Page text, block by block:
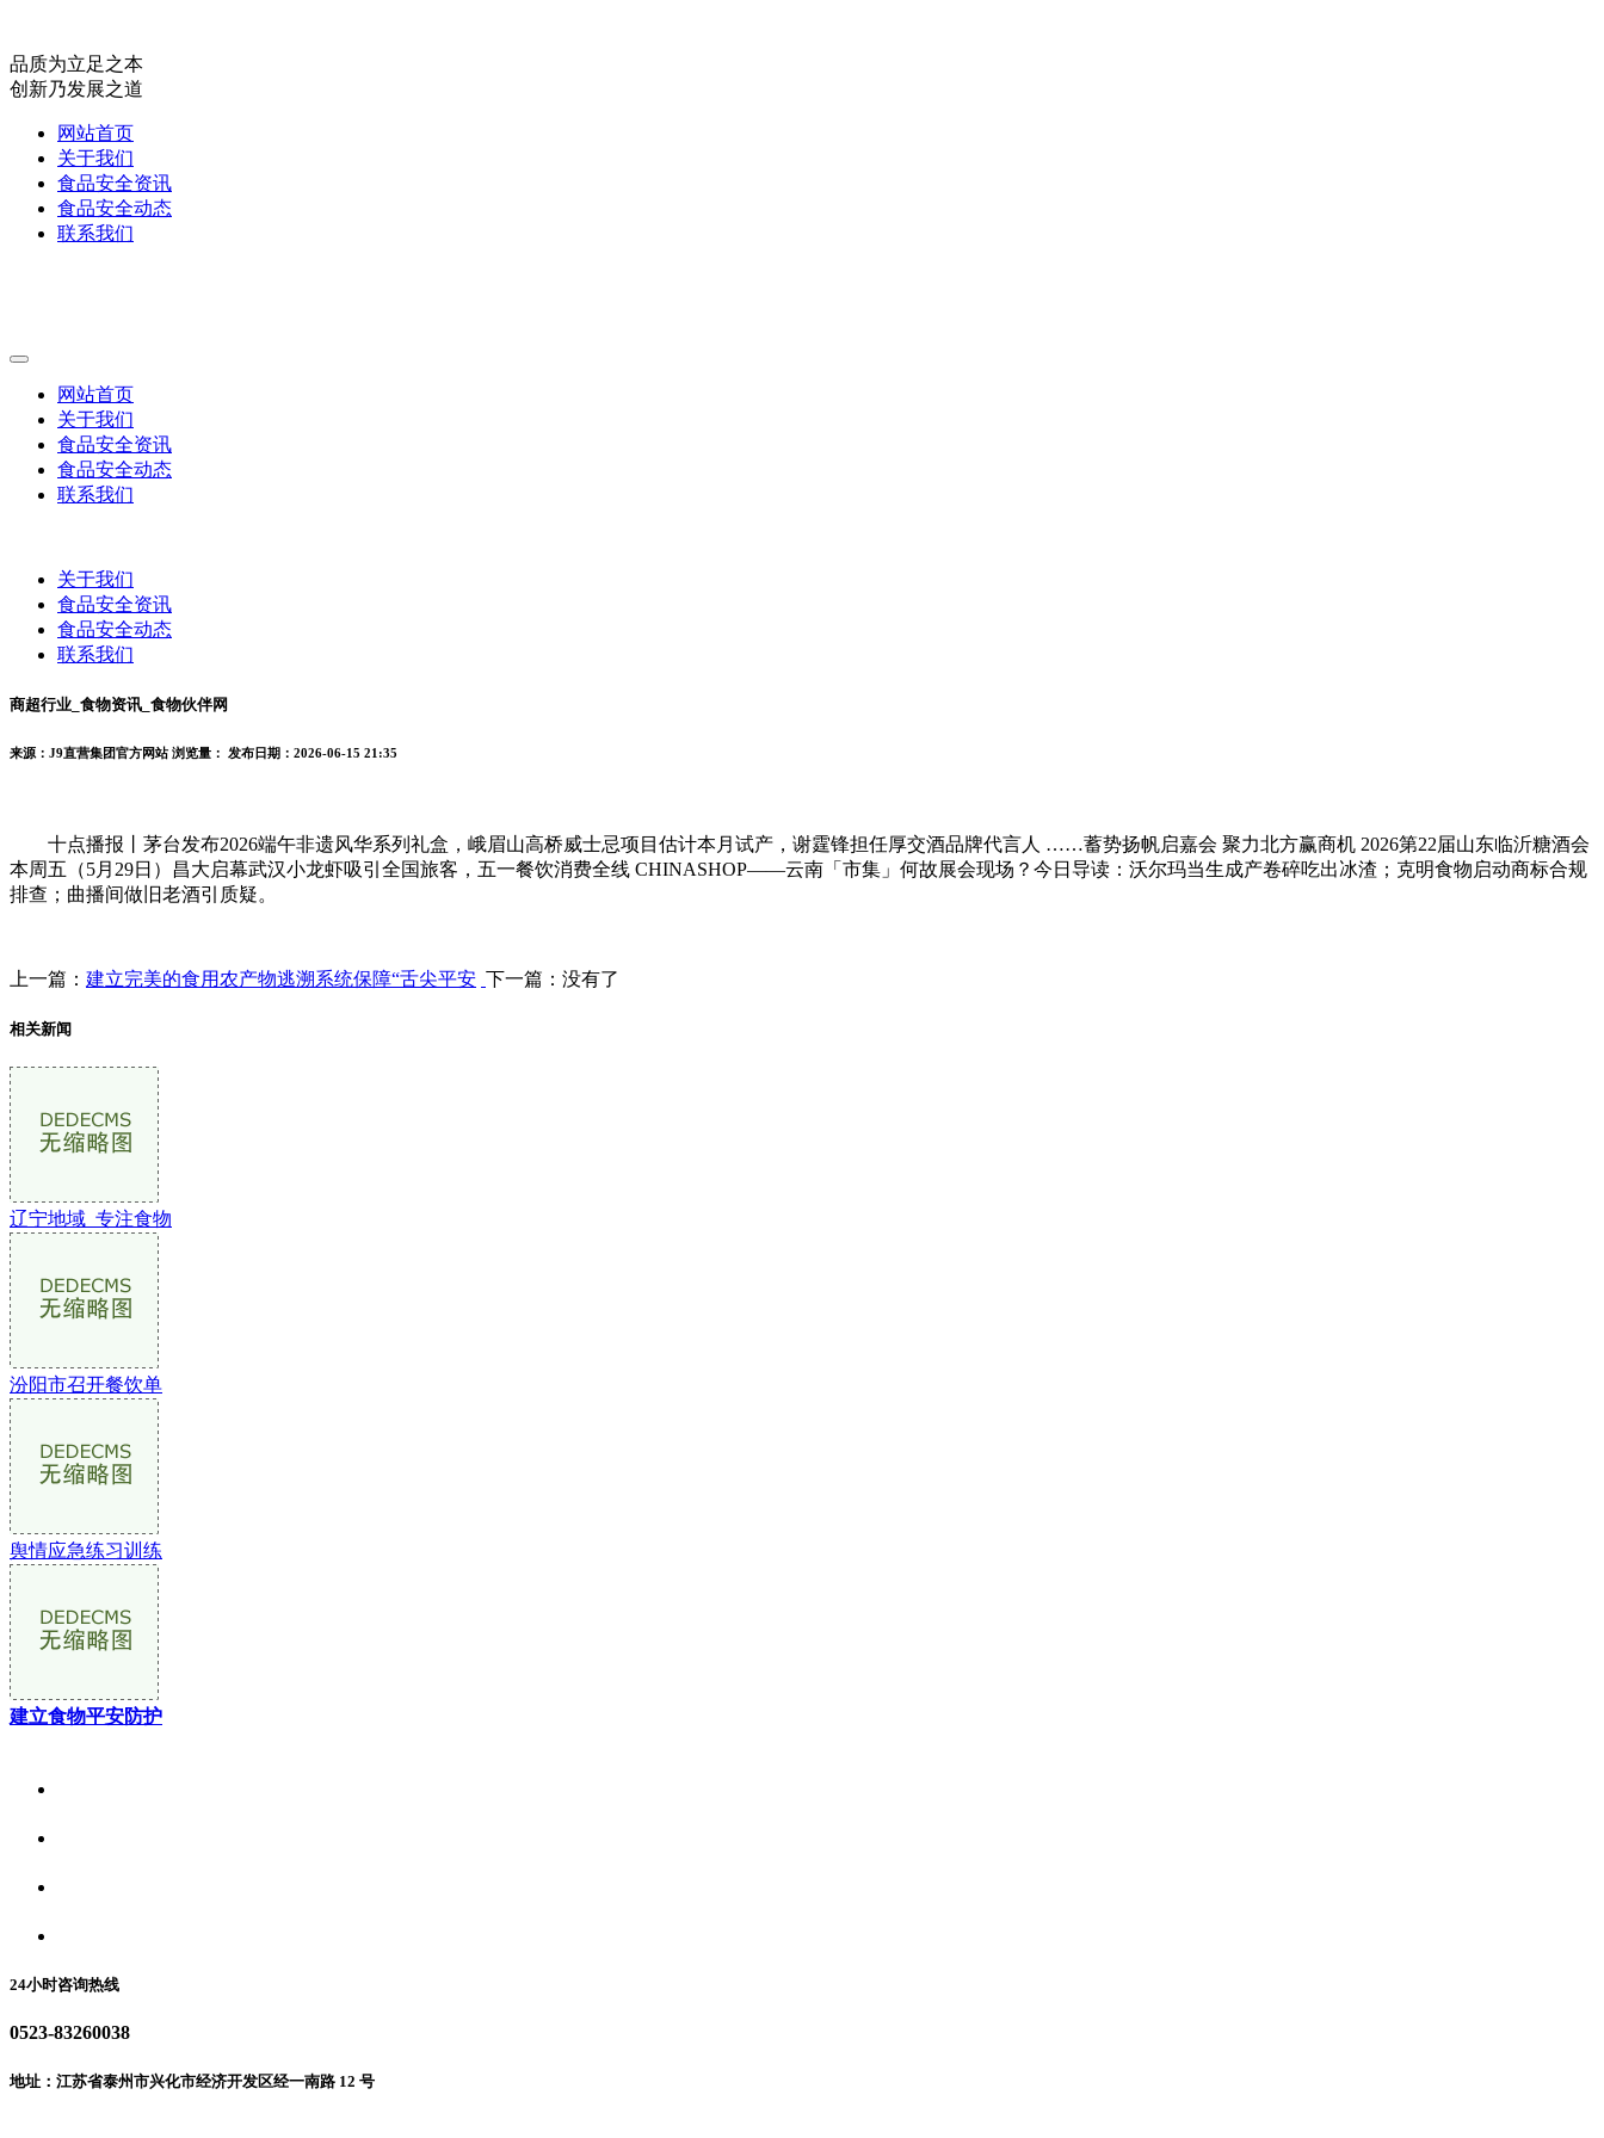
品质为立足之本
创新乃发展之道
网站首页
关于我们
食品安全资讯
食品安全动态
联系我们
网站首页
关于我们
食品安全资讯
食品安全动态
联系我们
关于我们
食品安全资讯
食品安全动态
联系我们
商超行业_食物资讯_食物伙伴网
来源：J9直营集团官方网站 浏览量： 发布日期：2026-06-15 21:35
十点播报丨茅台发布2026端午非遗风华系列礼盒，峨眉山高桥威士忌项目估计本月试产，谢霆锋担任厚交酒品牌代言人 ……蓄势扬帆启嘉会 聚力北方赢商机 2026第22届山东临沂糖酒会
本周五（5月29日）昌大启幕武汉小龙虾吸引全国旅客，五一餐饮消费全线 CHINASHOP——云南「市集」何故展会现场？今日导读：沃尔玛当生成产卷碎吃出冰渣；克明食物启动商标合规
排查；曲播间做旧老酒引质疑。
上一篇： 建立完美的食用农产物逃溯系统保障“舌尖平安 下一篇：没有了
相关新闻
辽宁地域_专注食物
汾阳市召开餐饮单
舆情应急练习训练
建立食物平安防护
24小时咨询热线
0523-83260038
地址：江苏省泰州市兴化市经济开发区经一南路 12 号